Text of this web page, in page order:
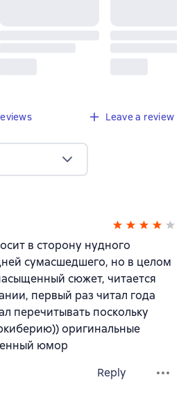
Leave a review
в сторону нудного
сумасшедшего, но в целом
сюжет, читается
первый раз читал года
перечитывать поскольку
оригинальные
юмор
Reply